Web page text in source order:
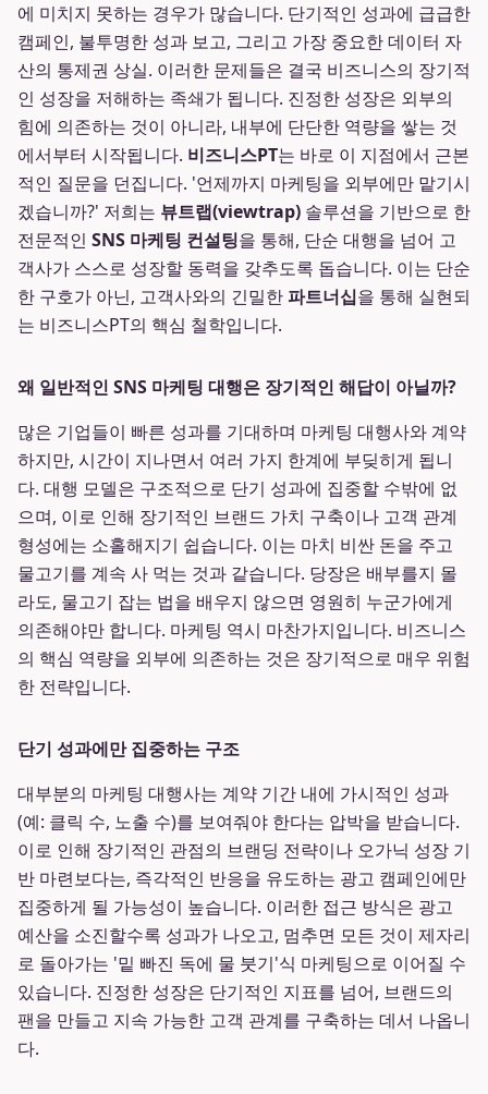
에 미치지 못하는 경우가 많습니다. 단기적인 성과에 급급한
캠페인, 불투명한 성과 보고, 그리고 가장 중요한 데이터 자
산의 통제권 상실. 이러한 문제들은 결국 비즈니스의 장기적
인 성장을 저해하는 족쇄가 됩니다. 진정한 성장은 외부의
힘에 의존하는 것이 아니라, 내부에 단단한 역량을 쌓는 것
에서부터 시작됩니다. 비즈니스PT는 바로 이 지점에서 근본
적인 질문을 던집니다. '언제까지 마케팅을 외부에만 맡기시
겠습니까?' 저희는 뷰트랩(viewtrap) 솔루션을 기반으로 한
전문적인 SNS 마케팅 컨설팅을 통해, 단순 대행을 넘어 고
객사가 스스로 성장할 동력을 갖추도록 돕습니다. 이는 단순
한 구호가 아닌, 고객사와의 긴밀한파트너십을 통해 실현되
는 비즈니스PT의 핵심 철학입니다.
왜 일반적인 SNS 마케팅 대행은 장기적인 해답이 아닐까?
많은 기업들이 빠른 성과를 기대하며 마케팅 대행사와 계약
하지만, 시간이 지나면서 여러 가지 한계에 부딪히게 됩니
다. 대행 모델은 구조적으로 단기 성과에 집중할 수밖에 없
으며, 이로 인해 장기적인 브랜드 가치 구축이나 고객 관계
형성에는 소홀해지기 쉽습니다. 이는 마치 비싼 돈을 주고
물고기를 계속 사 먹는 것과 같습니다. 당장은 배부를지 몰
라도, 물고기 잡는 법을 배우지 않으면 영원히 누군가에게
의존해야만 합니다. 마케팅 역시 마찬가지입니다. 비즈니스
의 핵심 역량을 외부에 의존하는 것은 장기적으로 매우 위험
한 전략입니다.
단기 성과에만 집중하는 구조
대부분의 마케팅 대행사는 계약 기간 내에 가시적인 성과
(예: 클릭 수, 노출 수)를 보여줘야 한다는 압박을 받습니다.
이로 인해 장기적인 관점의 브랜딩 전략이나 오가닉 성장 기
반 마련보다는, 즉각적인 반응을 유도하는 광고 캠페인에만
집중하게 될 가능성이 높습니다. 이러한 접근 방식은 광고
예산을 소진할수록 성과가 나오고, 멈추면 모든 것이 제자리
로 돌아가는 '밑 빠진 독에 물 붓기'식 마케팅으로 이어질 수
있습니다. 진정한 성장은 단기적인 지표를 넘어, 브랜드의
팬을 만들고 지속 가능한 고객 관계를 구축하는 데서 나옵니
다.